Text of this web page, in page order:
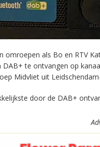
omroepen als Bo en RTV
te ontvangen op
Midvliet uit
door de DAB+